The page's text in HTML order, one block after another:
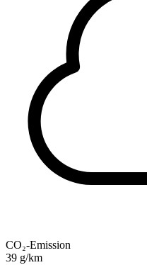
CO₂-Emission
39 g/km